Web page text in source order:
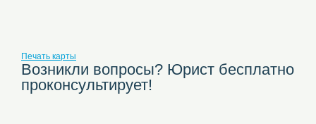
Печать карты
Возникли вопросы? Юрист бесплатно
проконсультирует!